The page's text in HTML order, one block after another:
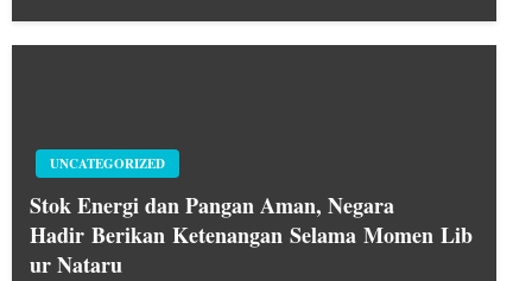
UNCATEGORIZED
Stok Energi dan Pangan Aman, Negara
Hadir Berikan Ketenangan Selama Momen Lib
ur Nataru